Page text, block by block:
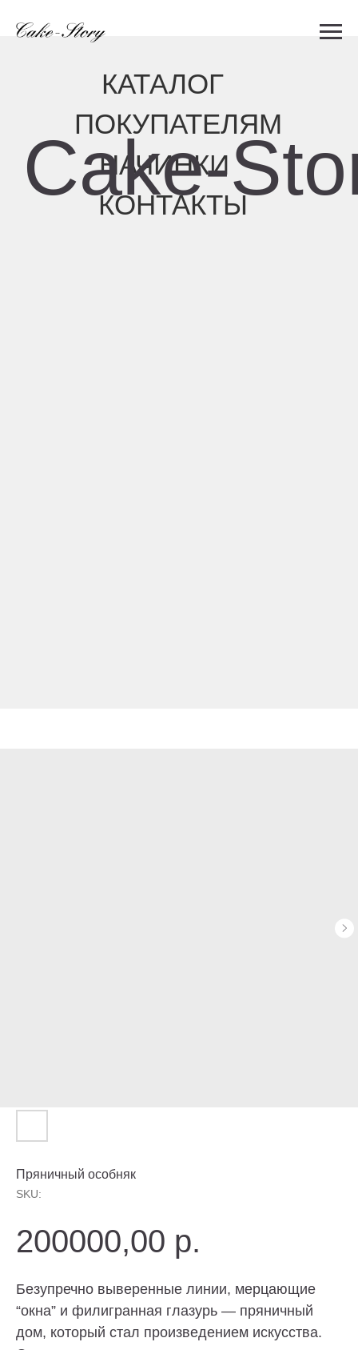
ПОКУПАТЕЛЯМ
НАЧИНКИ
КОНТАКТЫ
Cake-Story
Пряничный особняк
SKU:
200000,00 р.
Безупречно выверенные линии, мерцающие
“окна” и филигранная глазурь — пряничный
дом, который стал произведением искусства.